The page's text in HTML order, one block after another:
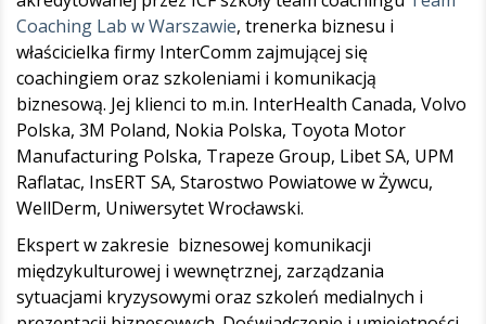
Coaching Lab w Warszawie, trenerka biznesu i
właścicielka firmy InterComm zajmującej się
coachingiem oraz szkoleniami i komunikacją
biznesową. Jej klienci to m.in. InterHealth Canada, Volvo
Polska, 3M Poland, Nokia Polska, Toyota Motor
Manufacturing Polska, Trapeze Group, Libet SA, UPM
Raflatac, InsERT SA, Starostwo Powiatowe w Żywcu,
WellDerm, Uniwersytet Wrocławski.
Ekspert w zakresie biznesowej komunikacji
międzykulturowej i wewnętrznej, zarządzania
sytuacjami kryzysowymi oraz szkoleń medialnych i